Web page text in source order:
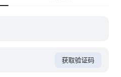
获取验证码